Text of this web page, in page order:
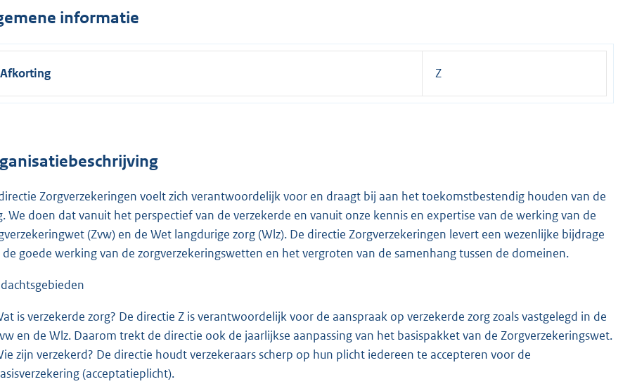
informatie
Afkorting Z
Zorgverzekeringen voelt zich verantwoordelijk voor en draagt bij aan het toekomstbestendig houden van de
We doen dat vanuit het perspectief van de verzekerde en vanuit onze kennis en expertise van de werking van de
(Zvw) en de Wet langdurige zorg (Wlz). De directie Zorgverzekeringen levert een wezenlijke bijdrage
de goede werking van de zorgverzekeringswetten en het vergroten van de samenhang tussen de domeinen.
is verzekerde zorg? De directie Z is verantwoordelijk voor de aanspraak op verzekerde zorg zoals vastgelegd in de
en de Wlz. Daarom trekt de directie ook de jaarlijkse aanpassing van het basispakket van de Zorgverzekeringswet.
zijn verzekerd? De directie houdt verzekeraars scherp op hun plicht iedereen te accepteren voor de
(acceptatieplicht).